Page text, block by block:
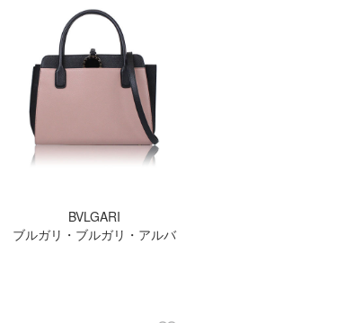
BVLGARI
ブルガリ・ブルガリ・アルバ